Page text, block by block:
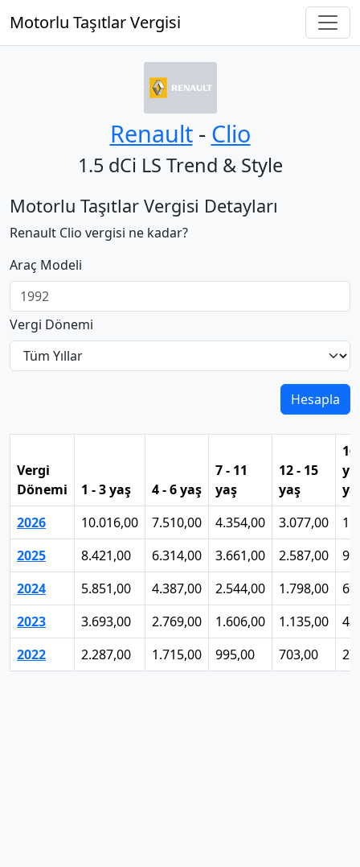
Motorlu Taşıtlar Vergisi
Renault‐ Clio
1.5 dCi LS Trend & Style
Motorlu Taşıtlar Vergisi Detayları
Renault Clio vergisi ne kadar?
Araç Modeli
Vergi Dönemi
Hesapla
Vergi
Dönemi
1 - 3 yaş 4 - 6 yaş
7 - 11
yaş
12 - 15
yaş
2026
10.016,00 7.510,00 4.354,00 3.077,00
2025
8.421,00 6.314,00 3.661,00 2.587,00
2024
5.851,00 4.387,00 2.544,00 1.798,00
2023
3.693,00 2.769,00 1.606,00 1.135,00
2022
2.287,00 1.715,00 995,00 703,00